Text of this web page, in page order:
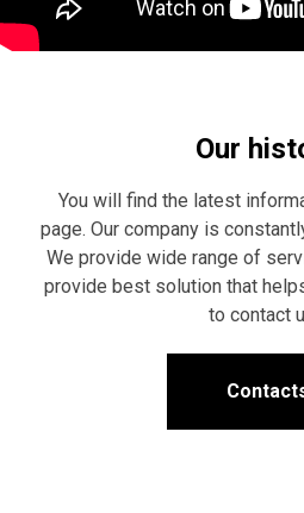
Our
You will find the latest
page. Our company is
We provide wide range of
provide best solution that
to contact